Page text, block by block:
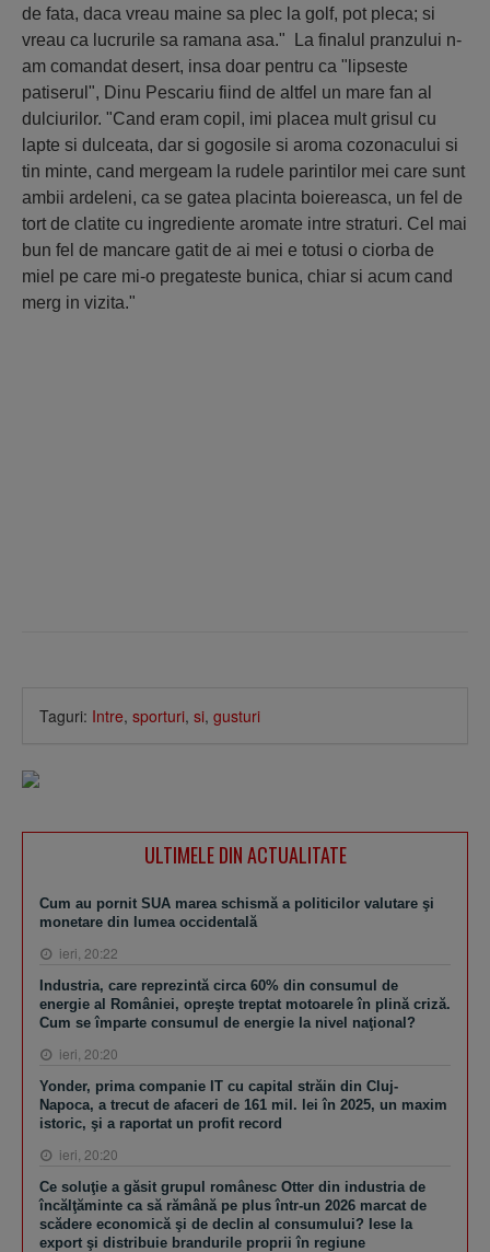
de fata, daca vreau maine sa plec la golf, pot pleca; si
vreau ca lucrurile sa ramana asa." La finalul pranzului n-
am comandat desert, insa doar pentru ca "lipseste
patiserul", Dinu Pescariu fiind de altfel un mare fan al
dulciurilor. "Cand eram copil, imi placea mult grisul cu
lapte si dulceata, dar si gogosile si aroma cozonacului si
tin minte, cand mergeam la rudele parintilor mei care sunt
ambii ardeleni, ca se gatea placinta boiereasca, un fel de
tort de clatite cu ingrediente aromate intre straturi. Cel mai
bun fel de mancare gatit de ai mei e totusi o ciorba de
miel pe care mi-o pregateste bunica, chiar si acum cand
merg in vizita."
Taguri: Intre, sporturi, si, gusturi
ULTIMELE DIN ACTUALITATE
Cum au pornit SUA marea schismă a politicilor valutare şi
monetare din lumea occidentală
ieri, 20:22
Industria, care reprezintă circa 60% din consumul de
energie al României, opreşte treptat motoarele în plină criză.
Cum se împarte consumul de energie la nivel naţional?
ieri, 20:20
Yonder, prima companie IT cu capital străin din Cluj-
Napoca, a trecut de afaceri de 161 mil. lei în 2025, un maxim
istoric, şi a raportat un profit record
ieri, 20:20
Ce soluţie a găsit grupul românesc Otter din industria de
încălţăminte ca să rămână pe plus într-un 2026 marcat de
scădere economică şi de declin al consumului? Iese la
export şi distribuie brandurile proprii în regiune